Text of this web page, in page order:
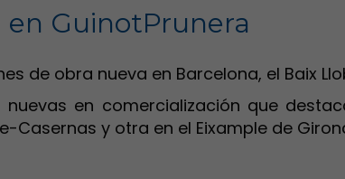
en GuinotPrunera
de obra nueva en Barcelona, el Baix
en comercialización que
y otra en el Eixample de